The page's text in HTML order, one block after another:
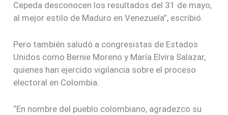
Cepeda desconocen los resultados del 31 de mayo,
al mejor estilo de Maduro en Venezuela”, escribió.
Pero también saludó a congresistas de Estados
Unidos como Bernie Moreno y María Elvira Salazar,
quienes han ejercido vigilancia sobre el proceso
electoral en Colombia.
“En nombre del pueblo colombiano, agradezco su